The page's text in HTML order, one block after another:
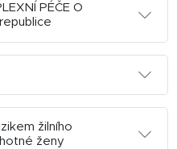
PÉČE O
žilního
ženy